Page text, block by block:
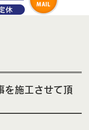
を施工させて頂